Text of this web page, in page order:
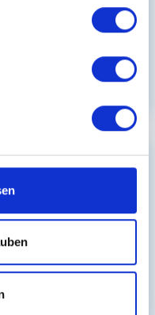
/
over 3 years ago
und Krankenpfleger/in
Intensiv